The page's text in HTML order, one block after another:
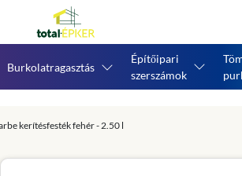
Burkolatragasztás
Építőipari
szerszámok
kerítésfesték fehér - 2.50 l